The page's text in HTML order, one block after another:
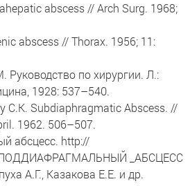
abscess // Arch Surg. 1968;
abscess // Thorax. 1956; 11:
Руководство по хирургии. Л.:
1928: 537–540.
C.K. Subdiaphragmatic Abscess. //
1962. 506–507.
абсцесс. http://
ПОДДИАФРАГМАЛЬНЫЙ _АБСЦЕСС
А.Г., Казакова Е.Е. и др.